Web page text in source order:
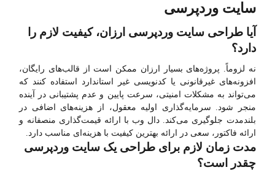
سایت وردپرسی
آیا طراحی سایت وردپرسی ارزان، کیفیت لازم را
دارد؟
نه لزوماً. پروژه‌های بسیار ارزان ممکن است از قالب‌های رایگان،
افزونه‌های غیرقانونی یا کدنویسی غیر استاندارد استفاده کنند که
می‌تواند به مشکلات امنیتی، سرعت پایین و عدم پشتیبانی در آینده
منجر شود. سرمایه‌گذاری اولیه معقول، از هزینه‌های اضافی در
بلندمدت جلوگیری می‌کند. دال وب با ارائه قیمت‌گذاری منصفانه و
ارائه فاکتور، سعی در ارائه بهترین کیفیت با هزینه‌ای مناسب دارد.
مدت زمان لازم برای طراحی یک سایت وردپرسی
چقدر است؟